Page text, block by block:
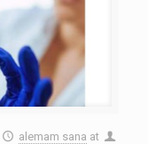
alemam sana at